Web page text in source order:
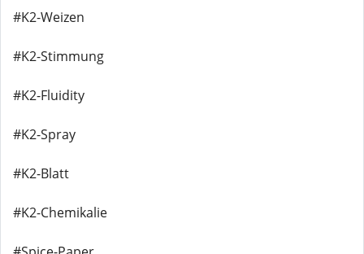
#K2-Weizen
#K2-Stimmung
#K2-Fluidity
#K2-Spray
#K2-Blatt
#K2-Chemikalie